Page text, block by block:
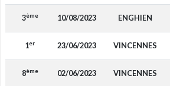
3ème 10/08/2023 ENGHIEN
1er 23/06/2023 VINCENNES
8ème 02/06/2023 VINCENNES